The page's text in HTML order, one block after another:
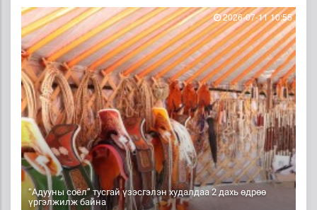
“Адууны соёл” тусгай үзэсгэлэн худалдаа 2 дахь өдрөө
үргэлжилж байна
2026-07-11 10:55